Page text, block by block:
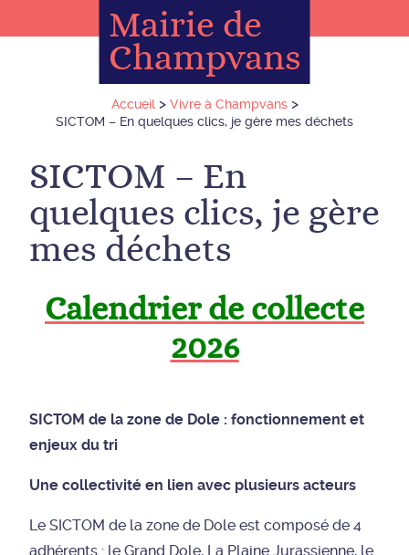
Mairie de
Champvans
Accueil> Vivre à Champvans>
SICTOM – En quelques clics, je gère mes déchets
SICTOM – En
quelques clics, je gère
mes déchets
Calendrier de collecte
2026
SICTOM de la zone de Dole : fonctionnement et
enjeux du tri
Une collectivité en lien avec plusieurs acteurs
Le SICTOM de la zone de Dole est composé de 4
adhérents : le Grand Dole, La Plaine Jurassienne, le